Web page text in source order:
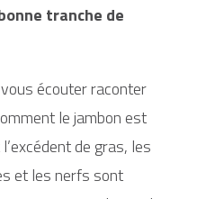
tranche de
écouter raconter
le jambon est
de gras, les
et les nerfs sont